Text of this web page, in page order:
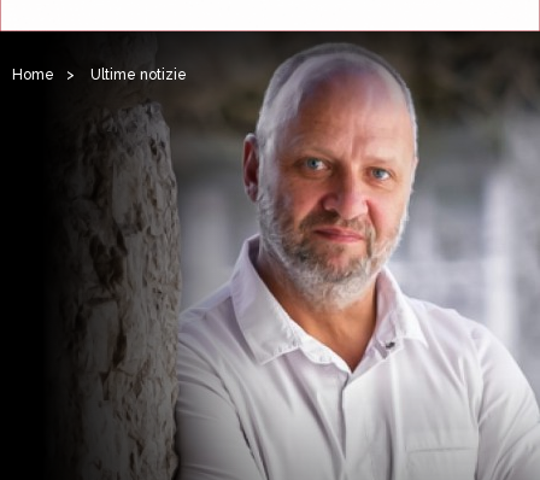
Home > Ultime notizie